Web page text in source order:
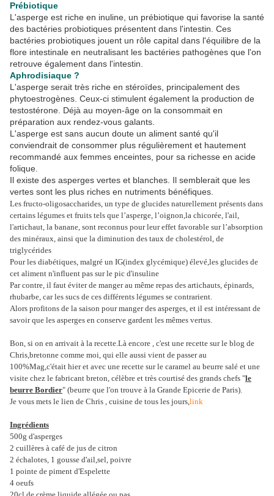
Prébiotique
L'asperge est riche en inuline, un prébiotique qui favorise la santé
des bactéries probiotiques présentent dans l'intestin. Ces
bactéries probiotiques jouent un rôle capital dans l'équilibre de la
flore intestinale en neutralisant les bactéries pathogènes que l'on
retrouve également dans l'intestin.
Aphrodisiaque ?
L'asperge serait très riche en stéroïdes, principalement des
phytoestrogènes. Ceux-ci stimulent également la production de
testostérone. Déjà au moyen-âge on la consommait en
préparation aux rendez-vous galants.
L'asperge est sans aucun doute un aliment santé qu'il
conviendrait de consommer plus régulièrement et hautement
recommandé aux femmes enceintes, pour sa richesse en acide
folique.
Il existe des asperges vertes et blanches. Il semblerait que les
vertes sont les plus riches en nutriments bénéfiques.
Les fructo-oligosaccharides, un type de glucides naturellement présents dans
certains légumes et fruits tels que l’asperge, l’oignon,la chicorée, l'ail,
l'artichaut, la banane, sont reconnus pour leur effet favorable sur l’absorption
des minéraux, ainsi que la diminution des taux de cholestérol, de
triglycérides
Pour les diabétiques, malgré un IG(index glycémique) élevé,les glucides de
cet aliment n'influent pas sur le pic d'insuline
Par contre, il faut éviter de manger au même repas des artichauts, épinards,
rhubarbe, car les sucs de ces différents légumes se contrarient.
Alors profitons de la saison pour manger des asperges, et il est intéressant de
savoir que les asperges en conserve gardent les mêmes vertus.
Bon, si on en arrivait à la recette.Là encore , c'est une recette sur le blog de
Chris,bretonne comme moi, qui elle aussi vient de passer au
100%Mag,c'était hier et avec une recette sur le caramel au beurre salé et une
visite chez le fabricant breton, célèbre et très courtisé des grands chefs "le
beurre Bordier" (beurre que l'on trouve à la Grande Epicerie de Paris).
Je vous mets le lien de Chris , cuisine de tous les jours,link
Ingrédients
500g d'asperges
2 cuillères à café de jus de citron
2 échalotes, 1 gousse d'ail,sel, poivre
1 pointe de piment d'Espelette
4 oeufs